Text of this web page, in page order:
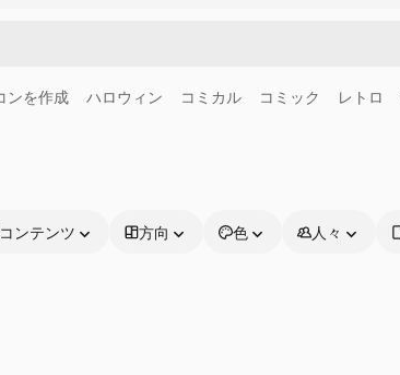
ンを作成 ハロウィン コミカル コミック レトロ
ンテンツ 方向 色 人々